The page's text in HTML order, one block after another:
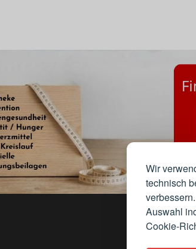
Wir
technisch
Auswahl
Cookie-